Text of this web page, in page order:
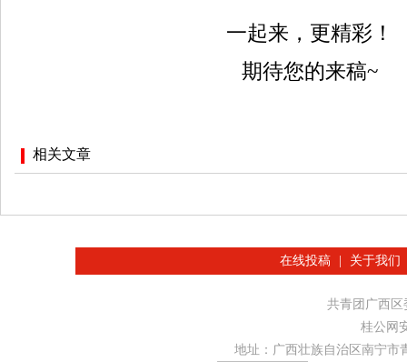
一起来，更精彩！
期待您的来稿~
相关文章
在线投稿 关于我们
共青团广西
桂公网
地址：广西壮族自治区南宁市